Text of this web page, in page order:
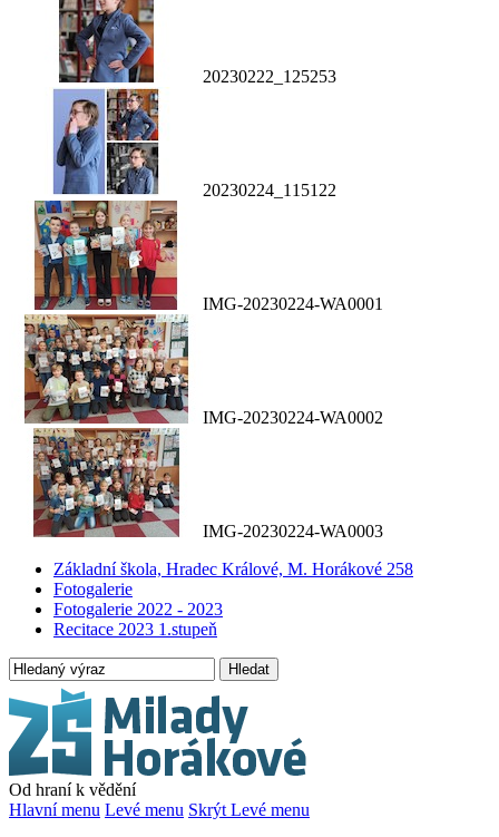
20230222_125253
20230224_115122
IMG-20230224-WA0001
IMG-20230224-WA0002
IMG-20230224-WA0003
Základní škola, Hradec Králové, M. Horákové 258
Fotogalerie
Fotogalerie 2022 - 2023
Recitace 2023 1.stupeň
Hledat
Od hraní k vědění
Hlavní menu Levé menu Skrýt Levé menu